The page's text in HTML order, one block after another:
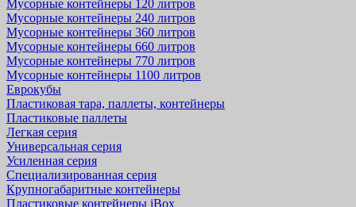
Мусорные контейнеры 120 литров
Мусорные контейнеры 240 литров
Мусорные контейнеры 360 литров
Мусорные контейнеры 660 литров
Мусорные контейнеры 770 литров
Мусорные контейнеры 1100 литров
Еврокубы
Пластиковая тара, паллеты, контейнеры
Пластиковые паллеты
Легкая серия
Универсальная серия
Усиленная серия
Специализированная серия
Крупногабаритные контейнеры
Пластиковые контейнеры iBox